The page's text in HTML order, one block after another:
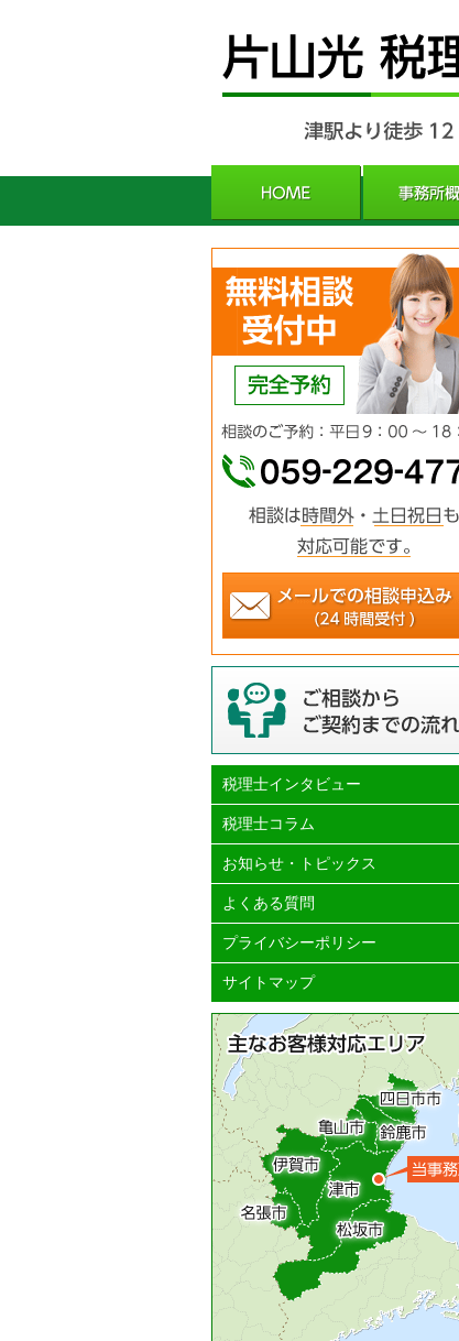
税理士インタビュー
税理士コラム
お知らせ・トピックス
よくある質問
プライバシーポリシー
サイトマップ